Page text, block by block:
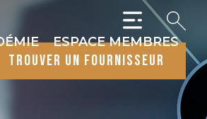
ESPACE MEMBRES
trouver un fournisseur